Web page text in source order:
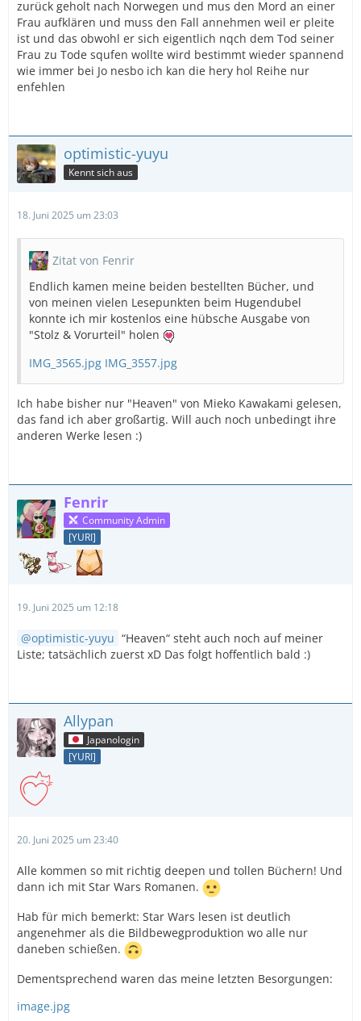
zurück geholt nach Norwegen und mus den Mord an einer
Frau aufklären und muss den Fall annehmen weil er pleite
ist und das obwohl er sich eigentlich nqch dem Tod seiner
Frau zu Tode squfen wollte wird bestimmt wieder spannend
wie immer bei Jo nesbo ich kan die hery hol Reihe nur
enfehlen
optimistic-yuyu
Kennt sich aus
18. Juni 2025 um 23:03
Zitat von Fenrir
Endlich kamen meine beiden bestellten Bücher, und
von meinen vielen Lesepunkten beim Hugendubel
konnte ich mir kostenlos eine hübsche Ausgabe von
"Stolz & Vorurteil" holen
IMG_3565.jpg IMG_3557.jpg
Ich habe bisher nur "Heaven" von Mieko Kawakami gelesen,
das fand ich aber großartig. Will auch noch unbedingt ihre
anderen Werke lesen :)
Fenrir
Community Admin
[YURI]
19. Juni 2025 um 12:18
optimistic-yuyu “Heaven“ steht auch noch auf meiner
Liste; tatsächlich zuerst xD Das folgt hoffentlich bald :)
Allypan
Japanologin
[YURI]
20. Juni 2025 um 23:40
Alle kommen so mit richtig deepen und tollen Büchern! Und
dann ich mit Star Wars Romanen.
Hab für mich bemerkt: Star Wars lesen ist deutlich
angenehmer als die Bildbewegproduktion wo alle nur
daneben schießen.
Dementsprechend waren das meine letzten Besorgungen:
image.jpg